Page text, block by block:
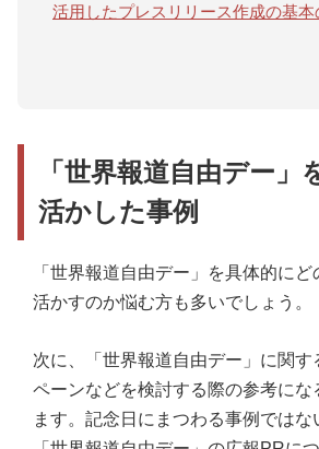
活用したプレスリリース作成の基本
「世界報道自由デー」
活かした事例
「世界報道自由デー」を具体的に
活かすのか悩む方も多いでしょう。
次に、「世界報道自由デー」に関す
ペーンなどを検討する際の参考にな
ます。記念日にまつわる事例ではな